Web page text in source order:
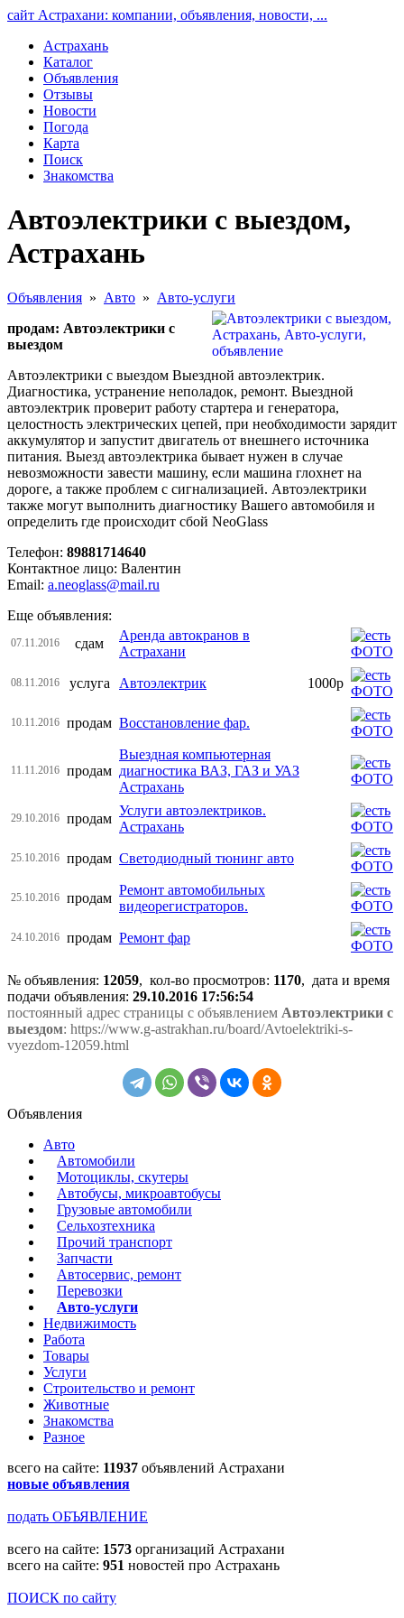
сайт Астрахани: компании, объявления, новости, ...
Астрахань
Каталог
Объявления
Отзывы
Новости
Погода
Карта
Поиск
Знакомства
Автоэлектрики с выездом,
Астрахань
Объявления » Авто » Авто-услуги
продам: Автоэлектрики с
выездом
Автоэлектрики с выездом Выездной автоэлектрик.
Диагностика, устранение неполадок, ремонт. Выездной
автоэлектрик проверит работу стартера и генератора,
целостность электрических цепей, при необходимости зарядит
аккумулятор и запустит двигатель от внешнего источника
питания. Выезд автоэлектрика бывает нужен в случае
невозможности завести машину, если машина глохнет на
дороге, а также проблем с сигнализацией. Автоэлектрики
также могут выполнить диагностику Вашего автомобиля и
определить где происходит сбой NeoGlass
Телефон: 89881714640
Контактное лицо: Валентин
Email: a.neoglass@mail.ru
Еще объявления:
07.11.2016 сдам
Аренда автокранов в
Астрахани
08.11.2016 услуга Автоэлектрик 1000р
10.11.2016 продам Восстановление фар.
11.11.2016 продам
Выездная компьютерная
диагностика ВАЗ, ГАЗ и УАЗ
Астрахань
29.10.2016 продам
Услуги автоэлектриков.
Астрахань
25.10.2016 продам Светодиодный тюнинг авто
25.10.2016 продам
Ремонт автомобильных
видеорегистраторов.
24.10.2016 продам Ремонт фар
№ объявления: 12059, кол-во просмотров: 1170, дата и время
подачи объявления: 29.10.2016 17:56:54
постоянный адрес страницы с объявлением Автоэлектрики с
выездом: https://www.g-astrakhan.ru/board/Avtoelektriki-s-
vyezdom-12059.html
Объявления
Авто
Автомобили
Мотоциклы, скутеры
Автобусы, микроавтобусы
Грузовые автомобили
Сельхозтехника
Прочий транспорт
Запчасти
Автосервис, ремонт
Перевозки
Авто-услуги
Недвижимость
Работа
Товары
Услуги
Строительство и ремонт
Животные
Знакомства
Разное
всего на сайте: 11937 объявлений Астрахани
новые объявления
подать ОБЪЯВЛЕНИЕ
всего на сайте: 1573 организаций Астрахани
всего на сайте: 951 новостей про Астрахань
ПОИСК по сайту